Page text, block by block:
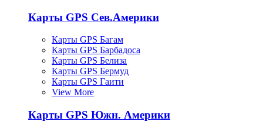
Карты GPS Сев.Америки
Карты GPS Багам
Карты GPS Барбадоса
Карты GPS Белиза
Карты GPS Бермуд
Карты GPS Гаити
View More
Карты GPS Южн. Америки